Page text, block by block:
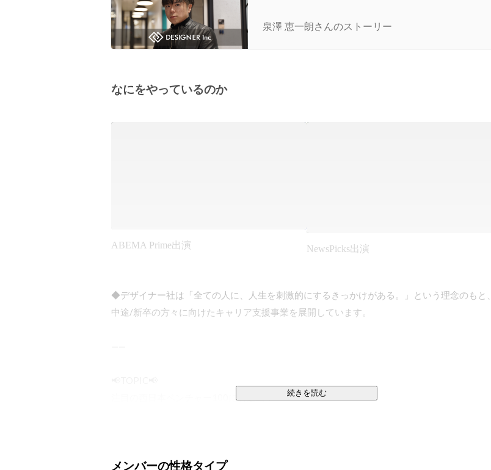
表が語る"人材会社から逸脱した"今後の構想とは
泉澤 恵一朗さんのストーリー
なにをやっているのか
ABEMA Prime出演 NewsPicks出演
◆デザイナー社は「全ての人に、人生を刺激的にするきっかけがある。」という理念のもと、
中途/新卒の方々に向けたキャリア支援事業を展開しています。
——
注目の西日本ベンチャー100にも選出！
*「注目の西日本ベンチャー100」は、イシン(株)が提供する法人向け有料会員制サービスで
続きを読む
メンバーの性格タイプ